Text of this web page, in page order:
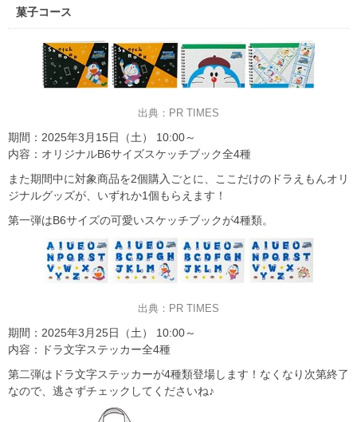
菓子コース
出典：PR TIMES
期間：2025年3月15日（土） 10:00～
内容：オリジナルB6サイズスケッチブック全4種
また期間中に対象商品を2個購入ごとに、ここだけのドラえもんオリ
ジナルグッズが、いずれか1個もらえます！
第一弾はB6サイズの可愛いスケッチブックが4種類。
出典：PR TIMES
期間：2025年3月25日（土） 10:00～
内容：ドラ文字ステッカー全4種
第二弾はドラ文字ステッカーが4種類登場します！なくなり次第終了
なので、逃さずチェックしてくださいね♪